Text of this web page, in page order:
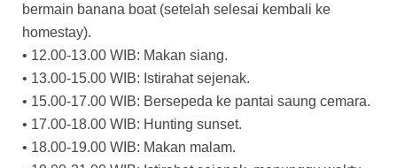
bermain banana boat (setelah selesai kembali ke
homestay).
• 12.00-13.00 WIB: Makan siang.
• 13.00-15.00 WIB: Istirahat sejenak.
• 15.00-17.00 WIB: Bersepeda ke pantai saung cemara.
• 17.00-18.00 WIB: Hunting sunset.
• 18.00-19.00 WIB: Makan malam.